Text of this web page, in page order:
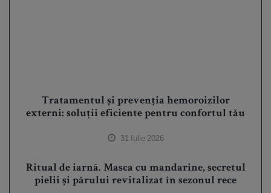
Tratamentul și prevenția hemoroizilor
externi: soluții eficiente pentru confortul tău
31 Iulie 2026
Ritual de iarnă. Masca cu mandarine, secretul
pielii și părului revitalizat în sezonul rece